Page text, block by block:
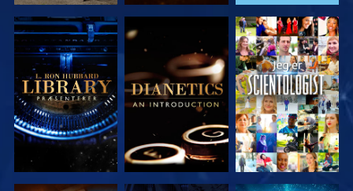
UDFORSK
SERIEN
UDFORSK
SERIEN
SE